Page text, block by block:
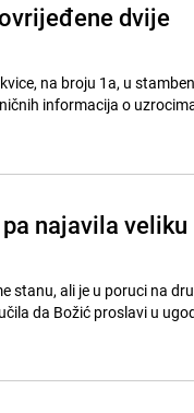
dvije
na broju 1a, u
informacija o
najavila veliku
stanu, ali je u poruci na
da Božić proslavi u